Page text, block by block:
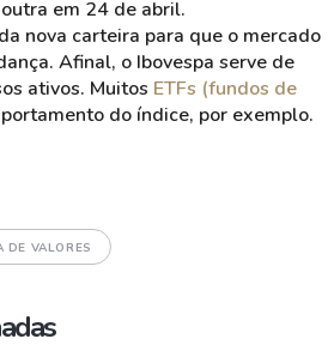
em 24 de abril.
nova carteira para que o mercado
Afinal, o Ibovespa serve de
ativos. Muitos ETFs (fundos de
do índice, por exemplo.
DE VALORES